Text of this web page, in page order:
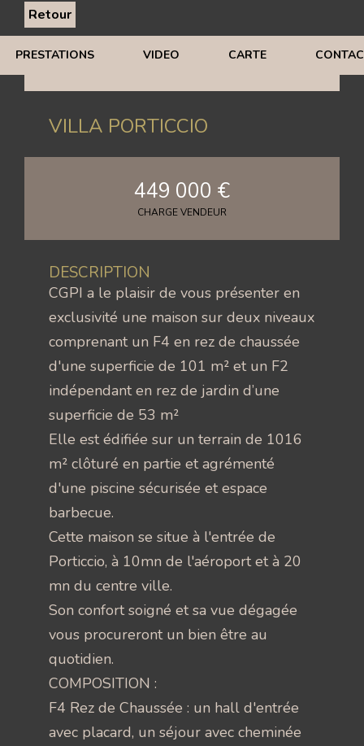
Retour
PRESTATIONS VIDEO CARTE
VILLA PORTICCIO
449 000 €
CHARGE VENDEUR
DESCRIPTION
CGPI a le plaisir de vous présenter en
exclusivité une maison sur deux niveaux
comprenant un F4 en rez de chaussée
d'une superficie de 101 m² et un F2
indépendant en rez de jardin d’une
superficie de 53 m²
Elle est édifiée sur un terrain de 1016
m² clôturé en partie et agrémenté
d'une piscine sécurisée et espace
barbecue.
Cette maison se situe à l'entrée de
Porticcio, à 10mn de l'aéroport et à 20
mn du centre ville.
Son confort soigné et sa vue dégagée
vous procureront un bien être au
quotidien.
COMPOSITION :
F4 Rez de Chaussée : un hall d'entrée
avec placard, un séjour avec cheminée